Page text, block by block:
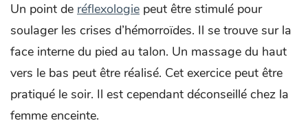
Un point de réflexologie peut être stimulé pour
soulager les crises d’hémorroïdes. Il se trouve sur la
face interne du pied au talon. Un massage du haut
vers le bas peut être réalisé. Cet exercice peut être
pratiqué le soir. Il est cependant déconseillé chez la
femme enceinte.